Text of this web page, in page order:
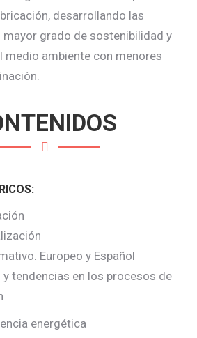
desarrollando las
mayor grado de sostenibilidad y
medio ambiente con menores
Europeo y Español
tendencias en los procesos de
energética